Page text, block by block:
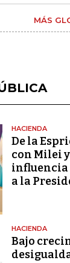
MÁS
HACIENDA
De la
con Milei
influencia
a la
HACIENDA
Bajo